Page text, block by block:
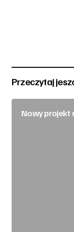
Przeczytaj
Nowy projekt